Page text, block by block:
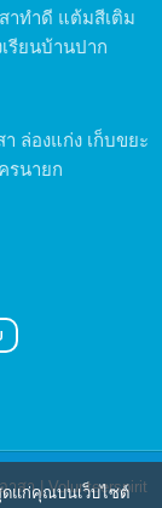
าทำดี แต้มสีเติม
รียนบ้านปาก
ล่องแก่ง เก็บขยะ
รนายก
สา | Volunteerspirit
ดแก่คุณบนเว็บไซต์